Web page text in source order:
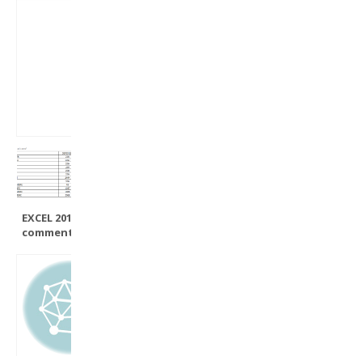
EXCEL 2016 :
comment faire
Excel en moins de
3 min.